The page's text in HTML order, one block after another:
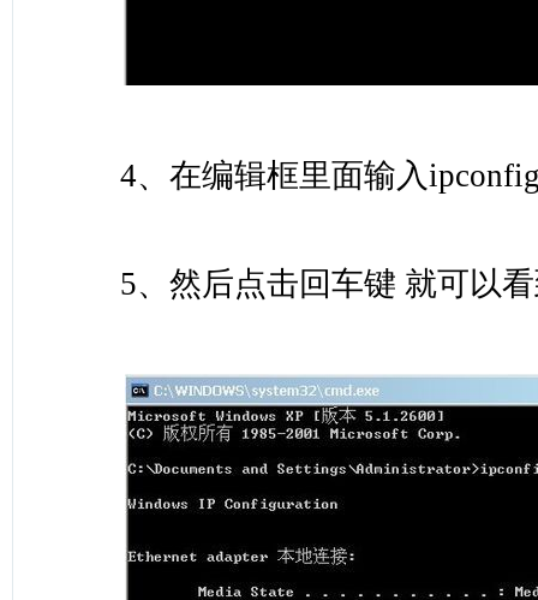
4、在编辑框里面输入
5、然后点击回车键 就可以看